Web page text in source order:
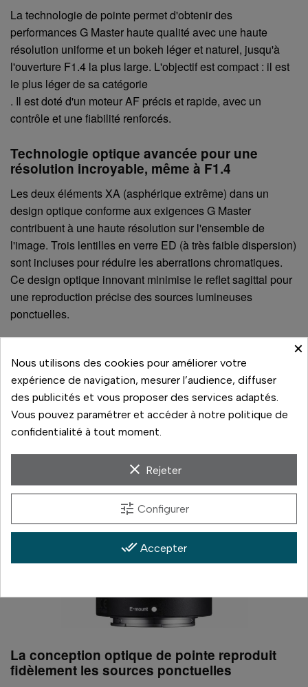
La technologie de pointe permet d'obtenir des
performances G Master haute qualité avec une haute
résolution uniforme et un bokeh léger et naturel, jusqu'à
l'ouverture F1.4 la plus large. L'objectif est compact : il est
le plus léger de sa catégorie
. Il est doté d'un moteur AF précis et rapide, avec un
contrôle et une fiabilité renforcés.
Technologie optique avancée pour une
résolution incroyable, même à F1.4
Les deux éléments XA (asphérique extrême) dans un
design optique conforme aux exigences G Master
contribuent à une haute résolution sur l'ensemble de
l'image. Trois lentilles en verre ED (à très faible dispersion)
sont incluses pour réduire les aberrations chromatiques.
Ce design optique innovant minimise le reflet sagittal pour
une reproduction précise des sources lumineuses
ponctuelles.
La conception optique de pointe reproduit
fidèlement les sources ponctuelles
×
Nous utilisons des cookies pour améliorer votre
expérience de navigation, mesurer l’audience, diffuser
des publicités et vous proposer des services adaptés.
Vous pouvez paramétrer et accéder à notre politique de
confidentialité à tout moment.
clear Rejeter
tune Configurer
done_all Accepter